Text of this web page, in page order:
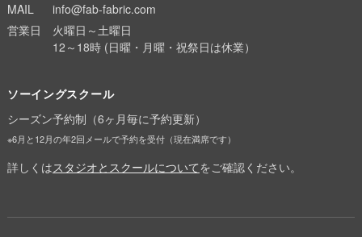
MAIL
info@fab-fabric.com
営業日
火曜日～土曜日
12～18時 (日曜・月曜・祝祭日は休業）
ソーイングスクール
シーズン予約制（6ヶ月毎に予約更新）
※6月と12月の年2回メールで予約を受付（現在満席です）
詳しくはスタジオとスクールについてをご確認ください。